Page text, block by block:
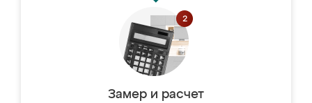
Замер и расчет